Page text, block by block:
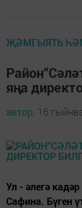
ҖӘМГЫЯТЬ
яңа
автор, 16
Ул - әлегә
Сафина. Бүген